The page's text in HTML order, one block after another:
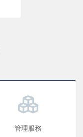
管理服務